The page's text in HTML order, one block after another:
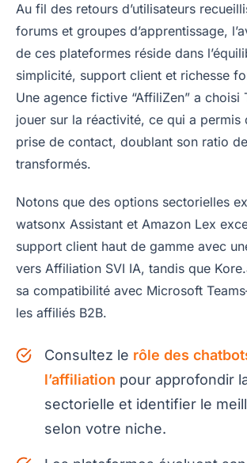
Au fil des retours d’utilisateurs
forums et groupes d’apprentissage,
de ces plateformes réside dans
simplicité, support client et richesse
Une agence fictive “AffiliZen” a choisi
jouer sur la réactivité, ce qui a permis
prise de contact, doublant son ratio
transformés.
Notons que des options sectorielles
watsonx Assistant et Amazon Lex
support client haut de gamme avec
vers Affiliation SVI IA, tandis que
sa compatibilité avec Microsoft
les affiliés B2B.
Consultez le rôle des
l’affiliation pour approfondir
sectorielle et identifier le
selon votre niche.